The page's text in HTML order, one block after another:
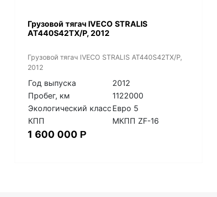
Грузовой тягач IVECO STRALIS
AT440S42TX/P, 2012
Грузовой тягач IVECO STRALIS AT440S42TX/P,
2012
Год выпуска
2012
Пробег, км
1122000
Экологический класс Евро 5
КПП
МКПП ZF-16
1 600 000 Р